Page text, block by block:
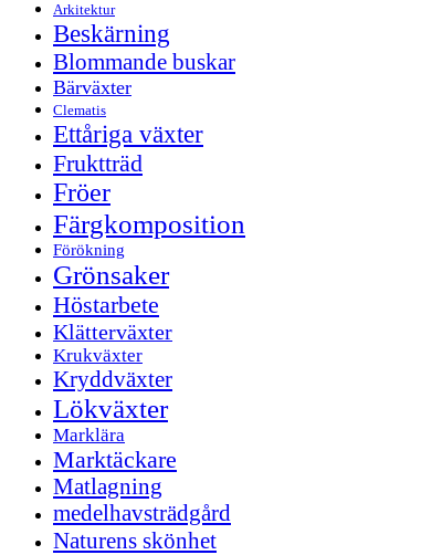
Arkitektur
Beskärning
Blommande buskar
Bärväxter
Clematis
Ettåriga växter
Fruktträd
Fröer
Färgkomposition
Förökning
Grönsaker
Höstarbete
Klätterväxter
Krukväxter
Kryddväxter
Lökväxter
Marklära
Marktäckare
Matlagning
medelhavsträdgård
Naturens skönhet